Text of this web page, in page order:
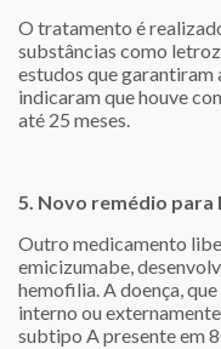
O tratamento é
substâncias como
estudos que
indicaram que houve
até 25 meses.
5. Novo remédio para
Outro medicamento
emicizumabe,
hemofilia. A doença,
interno ou
subtipo A presente em